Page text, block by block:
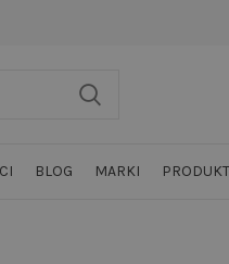
BLOG MARKI